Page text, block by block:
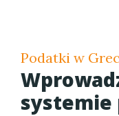
Podatki w
systemie